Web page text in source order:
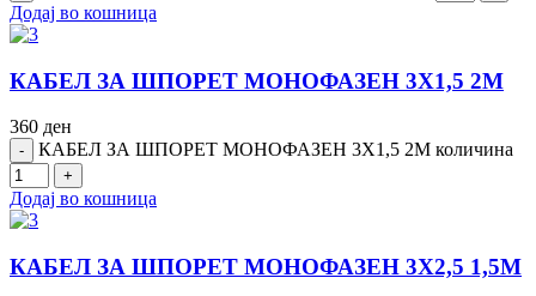
Додај во кошница
КАБЕЛ ЗА ШПОРЕТ МОНОФАЗЕН 3Х1,5 2М
360 ден
КАБЕЛ ЗА ШПОРЕТ МОНОФАЗЕН 3Х1,5 2М количина
Додај во кошница
КАБЕЛ ЗА ШПОРЕТ МОНОФАЗЕН 3Х2,5 1,5М